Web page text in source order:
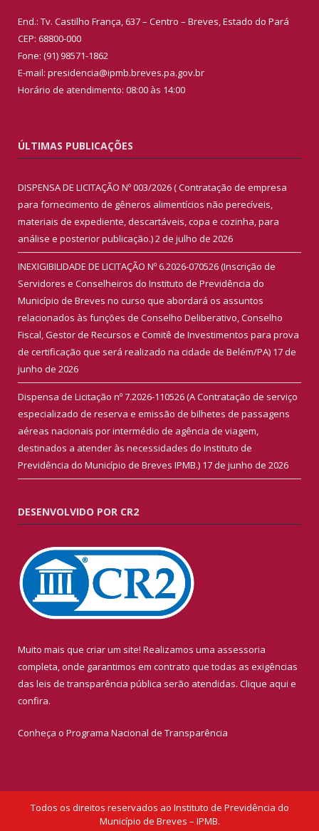
End.: Tv. Castilho França, 637 – Centro – Breves, Estado do Pará
CEP: 68800-000
Fone: (91) 98571-1862
E-mail: presidencia@ipmb.breves.pa.gov.br
Horário de atendimento: 08:00 às 14:00
ÚLTIMAS PUBLICAÇÕES
DISPENSA DE LICITAÇÃO Nº 003/2026 ( Contratação de empresa
para fornecimento de gêneros alimentícios não perecíveis,
materiais de expediente, descartáveis, copa e cozinha, para
análise e posterior publicação.)2 de julho de 2026
INEXIGIBILIDADE DE LICITAÇÃO Nº 6.2026-070526 (Inscrição de
Servidores e Conselheiros do Instituto de Previdência do
Município de Breves no curso que abordará os assuntos
relacionados às funções de Conselho Deliberativo, Conselho
Fiscal, Gestor de Recursos e Comitê de Investimentos para prova
de certificação que será realizado na cidade de Belém/PA) 17 de
junho de 2026
Dispensa de Licitação nº 7.2026-110526 (A Contratação de serviço
especializado de reserva e emissão de bilhetes de passagens
aéreas nacionais por intermédio de agência de viagem,
destinados a atender às necessidades do Instituto de
Previdência do Município de Breves IPMB.) 17 de junho de 2026
DESENVOLVIDO POR CR2
Muito mais que criar um site! Realizamos uma assessoria
completa, onde garantimos em contrato que todas as exigências
das leis de transparência pública serão atendidas. Clique aqui e
confira.
Conheça o Programa Nacional de Transparência
Todos os direitos reservados ao Instituto de Previdência do
Município de Breves – IPMB.